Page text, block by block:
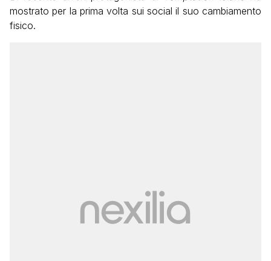
mostrato per la prima volta sui social il suo cambiamento
fisico.